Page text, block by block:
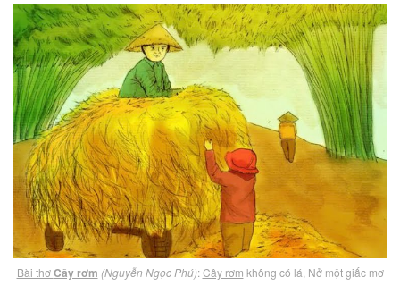
Bài thơCây rơm (Nguyễn Ngọc Phú):Cây rơm không có lá, Nở một giấc mơ